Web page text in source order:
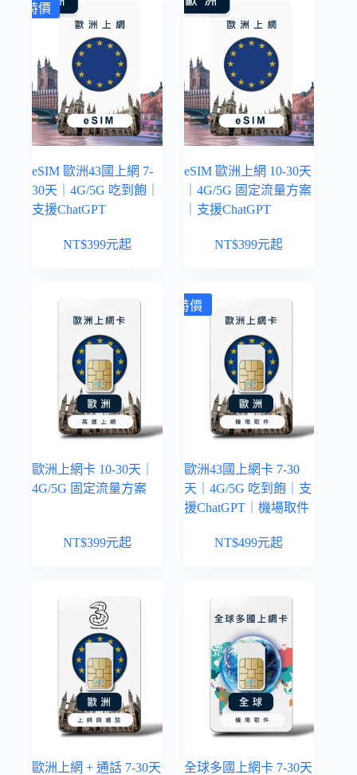
特價
eSIM 歐洲43國上網 7-
30天｜4G/5G 吃到飽｜
支援ChatGPT
NT$399元起
eSIM 歐洲上網 10-30天
｜4G/5G 固定流量方案
｜支援ChatGPT
NT$399元起
歐洲上網卡 10-30天｜
4G/5G 固定流量方案
NT$399元起
特價
歐洲43國上網卡 7-30
天｜4G/5G 吃到飽｜支
援ChatGPT｜機場取件
NT$499元起
歐洲上網 + 通話 7-30天
全球多國上網卡 7-30天